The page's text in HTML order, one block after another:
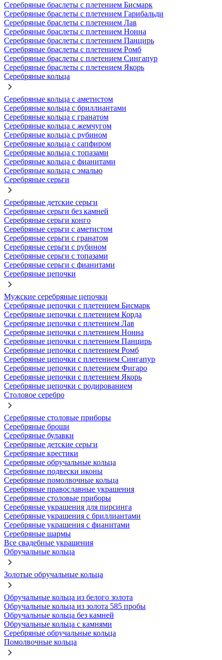
Серебряные браслеты с плетением Бисмарк
Серебряные браслеты с плетением Гарибальди
Серебряные браслеты с плетением Лав
Серебряные браслеты с плетением Нонна
Серебряные браслеты с плетением Панцирь
Серебряные браслеты с плетением Ромб
Серебряные браслеты с плетением Сингапур
Серебряные браслеты с плетением Якорь
Серебряные кольца
Серебряные кольца с аметистом
Серебряные кольца с бриллиантами
Серебряные кольца с гранатом
Серебряные кольца с жемчугом
Серебряные кольца с рубином
Серебряные кольца с сапфиром
Серебряные кольца с топазами
Серебряные кольца с фианитами
Серебряные кольца с эмалью
Серебряные серьги
Серебряные детские серьги
Серебряные серьги без камней
Серебряные серьги конго
Серебряные серьги с аметистом
Серебряные серьги с гранатом
Серебряные серьги с рубином
Серебряные серьги с топазами
Серебряные серьги с фианитами
Серебряные цепочки
Мужские серебряные цепочки
Серебряные цепочки с плетением Бисмарк
Серебряные цепочки с плетением Корда
Серебряные цепочки с плетением Лав
Серебряные цепочки с плетением Нонна
Серебряные цепочки с плетением Панцирь
Серебряные цепочки с плетением Ромб
Серебряные цепочки с плетением Сингапур
Серебряные цепочки с плетением Фигаро
Серебряные цепочки с плетением Якорь
Серебряные цепочки с родированием
Столовое серебро
Серебряные столовые приборы
Серебряные броши
Серебряные булавки
Серебряные детские серьги
Серебряные крестики
Серебряные обручальные кольца
Серебряные подвески иконы
Серебряные помолвочные кольца
Серебряные православные украшения
Серебряные столовые приборы
Серебряные украшения для пирсинга
Серебряные украшения с бриллиантами
Серебряные украшения с фианитами
Серебряные шармы
Все свадебные украшения
Обручальные кольца
Золотые обручальные кольца
Обручальные кольца из белого золота
Обручальные кольца из золота 585 пробы
Обручальные кольца без камней
Обручальные кольца с камнями
Серебряные обручальные кольца
Помолвочные кольца